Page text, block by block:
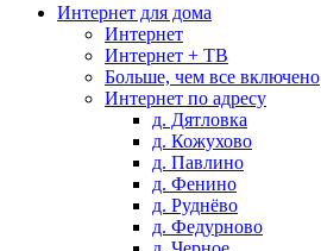
Интернет для дома
Интернет
Интернет + ТВ
Больше, чем все включено
Интернет по адресу
д. Дятловка
д. Кожухово
д. Павлино
д. Фенино
д. Руднёво
д. Федурново